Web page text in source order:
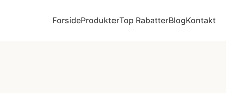
ForsideProdukterTop RabatterBlogKontakt